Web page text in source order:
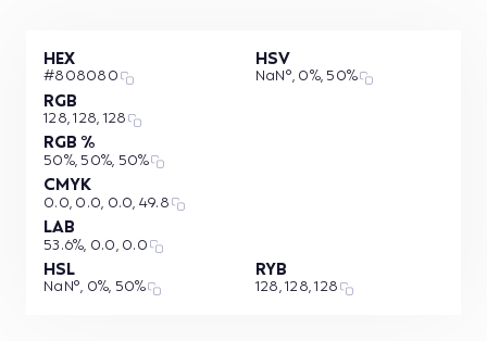
HEX
#808080
RGB
128, 128, 128
RGB %
50%, 50%, 50%
CMYK
0.0, 0.0, 0.0, 49.8
LAB
53.6%, 0.0, 0.0
HSL
NaN°, 0%, 50%
HSV
NaN°, 0%, 50%
RYB
128, 128, 128